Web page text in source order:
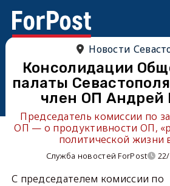
Новости
Консолидации
палаты
член ОП Андрей
Председатель комиссии по
ОП — о продуктивности ОП,
политической жизни
Служба новостей ForPost
С председателем комиссии по